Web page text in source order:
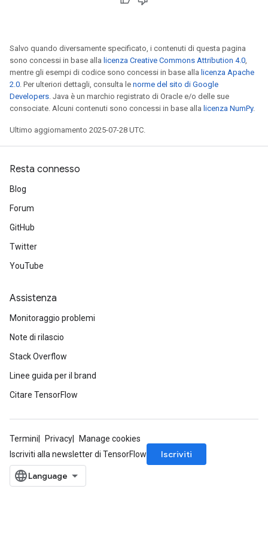
Salvo quando diversamente specificato, i contenuti di questa pagina
sono concessi in base alla licenza Creative Commons Attribution 4.0,
mentre gli esempi di codice sono concessi in base alla licenza Apache
2.0. Per ulteriori dettagli, consulta le norme del sito di Google
Developers. Java è un marchio registrato di Oracle e/o delle sue
consociate. Alcuni contenuti sono concessi in base alla licenza NumPy.
Ultimo aggiornamento 2025-07-28 UTC.
Resta connesso
Blog
Forum
GitHub
Twitter
YouTube
Assistenza
Monitoraggio problemi
Note di rilascio
Stack Overflow
Linee guida per il brand
Citare TensorFlow
Termini Privacy
Manage cookies
Iscriviti alla newsletter di TensorFlow
Iscriviti